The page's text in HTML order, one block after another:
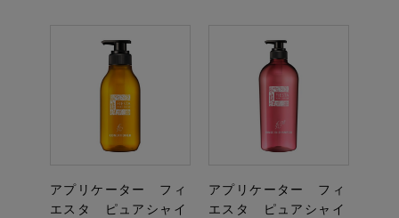
アプリケーター フィ
エスタ ピュアシャイ
アプリケーター フィ
エスタ ピュアシャイ